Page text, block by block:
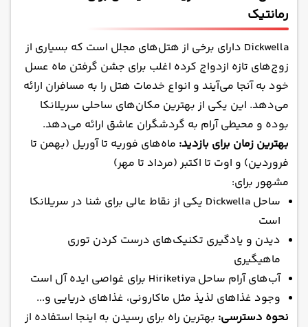
رمانتیک
Dickwella دارای برخی از هتل‌های مجلل است که بسیاری از
زوج‌های تازه ازدواج کرده اغلب برای جشن گرفتن ماه عسل
خود به آنجا می‌آیند و انواع خدمات هتل را به مسافران ارائه
می‌دهد. این یکی از بهترین مکان‌های ساحلی سریلانکا
بوده و محیطی آرام‌ به گردشگران عاشق ارائه می‌دهد.
بهترین زمان برای بازدید: ماه‌های فوریه تا آوریل (بهمن تا
فروردین) و اوت تا اکتبر (مرداد تا مهر)
مشهور برای:
ساحل Dickwella یکی از نقاط عالی برای شنا در سریلانکا
است
دیدن و یادگیری تکنیک‌های درست کردن توری
ماهیگیری
آب‌های آرام ساحل Hiriketiya برای غواصی ایده آل است
وجود غذاهای لذیذ مثل ماکارونی، غذاهای دریایی و...
نحوه دسترسی: بهترین راه برای رسیدن به اینجا استفاده از